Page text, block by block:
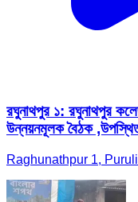
রঘুনাথপুর ১: রঘুনাথপুর
উন্নয়নমূলক বৈঠক ,উপস্থিত
Raghunathpur 1,